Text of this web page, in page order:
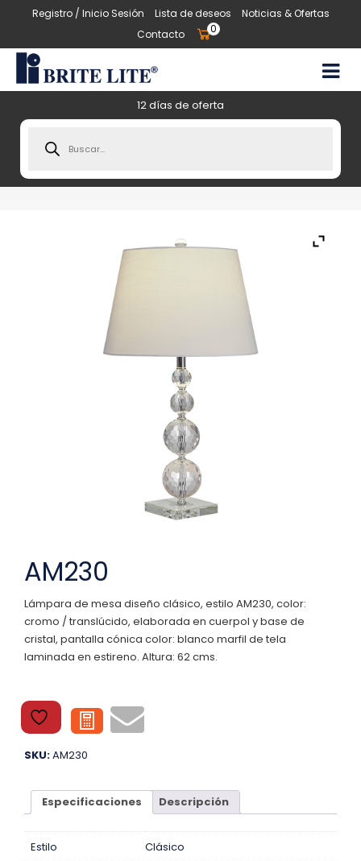
Registro / Inicio Sesión Lista de deseos
Noticias & Ofertas
Contacto
0
12 días de oferta
search
AM230
Lámpara de mesa diseño clásico, estilo AM230, color:
cromo / translúcido, elaborada en cuerpol y base de
cristal, pantalla cónica color: blanco marfil de tela
laminada en estireno. Altura: 62 cms.
SKU:AM230
Especificaciones Descripción
Estilo Clásico